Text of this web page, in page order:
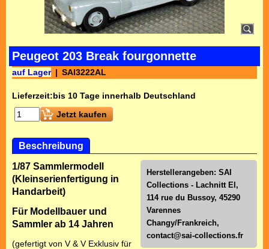
Peugeot 203 Break fourgonnette
auf Lager SAI3222AL
Lieferzeit:bis 10 Tage innerhalb Deutschland
Jetzt kaufen
Beschreibung
Herstellerangeben: SAI
Collections - Lachnitt El,
114 rue du Bussoy, 45290
Varennes
Changy/Frankreich,
contact@sai-collections.fr
1/87 Sammlermodell
(Kleinserienfertigung in
Handarbeit)
Für Modellbauer und
Sammler ab 14 Jahren
(gefertigt von V & V Exklusiv für